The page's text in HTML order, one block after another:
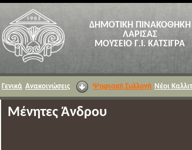
ΔΗΜΟΤΙΚΗ ΠΙΝΑΚΟΘΗΚΗ
ΛΑΡΙΣΑΣ
ΜΟΥΣΕΙΟ Γ.Ι. ΚΑΤΣΙΓΡΑ
Γενικά Ανακοινώσεις Ψηφιακή Συλλογή Νέοι
Μένητες Άνδρου